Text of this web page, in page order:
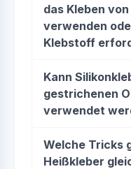
das Kleben
verwenden
Klebstoff
Kann
gestrichenen
verwendet
Welche Tricks
Heißkleber